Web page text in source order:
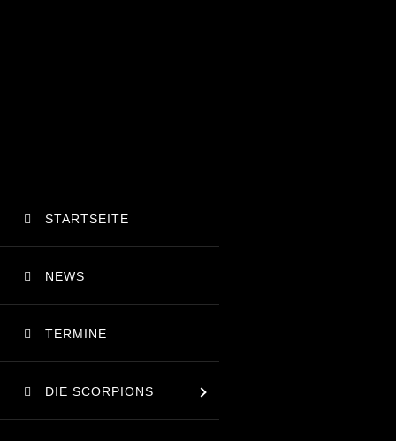
STARTSEITE
NEWS
TERMINE
DIE SCORPIONS